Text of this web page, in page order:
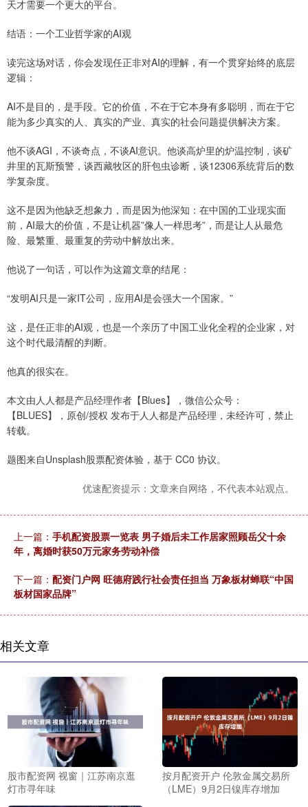
天才需要一个更大的平台。
结语：一个工业哲学家的AI观
读完这场对话，你会发现任正非对AI的理解，有一个贯穿始终的底层
逻辑：
AI不是目的，是手段。它的价值，不在于它本身有多聪明，而在于它
能为多少真实的人、真实的产业、真实的社会问题提供解决方案。
他不谈AGI，不谈奇点，不谈AI意识。他谈高炉里的炉温控制，谈矿
井里的瓦斯预警，谈西藏牧区的肝包虫诊断，谈12306系统背后的数
学复杂度。
这不是因为他缺乏想象力，而是因为他深知：在中国的工业现实面
前，AI最大的价值，不是让机器”像人一样思考”，而是让人从最危
险、最繁重、最重复的劳动中解放出来。
他说了一句话，可以作为这篇文章的结尾：
“发明AI只是一家IT公司，应用AI是会强大一个国家。”
这，是任正非的AI观，也是一个亲历了中国工业化全程的企业家，对
这个时代最清醒的判断。
他真的很实在。
本文由人人都是产品经理作者【Blues】，微信公众号：
【BLUES】，原创/授权 发布于人人都是产品经理，未经许可，禁止
转载。
题图来自Unsplash股票配资体验，基于 CC0 协议。
优速配资提示：文章来自网络，不代表本站观点。
上一篇： 手机配资股票一览表 男子婚后未工作居家照顾岳父十余
年，离婚时获50万元家务劳动补偿
下一篇： 配资门户网 旺德府践行社会责任担当 万象板材蝉联“中国
板材国家品牌”
相关文章
股市配资网 视窗｜江苏南京逛
灯市寻年味
按月配资开户 伦敦金属交易所
（LME）9月2日镍库存增加